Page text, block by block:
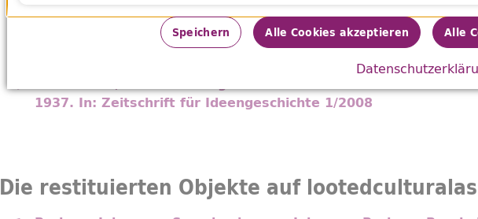
Matthiesen, Michael: Verlorene Identität. Der Historiker Arnold
Matthiesen, Michael: Navigation im Unentschiedenen. Arnold
1937. In: Zeitschrift für Ideengeschichte 1/2008
Die restituierten Objekte auf
Darstellung von YouTube- / Vimeo-Videos
Speichern Alle Cookies akzeptieren Alle